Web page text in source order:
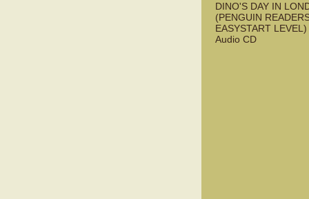
DINO'S DAY IN
(PENGUIN
EASYSTART
Audio CD